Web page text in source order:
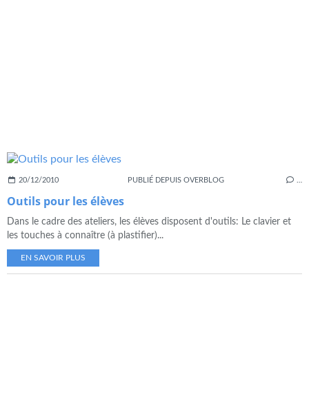
20/12/2010 PUBLIÉ DEPUIS OVERBLOG
Outils pour les élèves
Dans le cadre des ateliers, les élèves disposent d'outils: Le clavier et
les touches à connaître (à plastifier)...
EN SAVOIR PLUS